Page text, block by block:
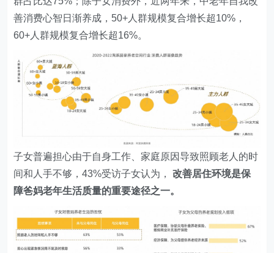
善消费心智日渐养成，50+人群规模复合增长超10%，
60+人群规模复合增长超16%。
子女普遍担心由于自身工作、家庭原因导致照顾老人的时
间和人手不够，43%受访子女认为，改善居住环境是保
障爸妈老年生活质量的重要途径之一。